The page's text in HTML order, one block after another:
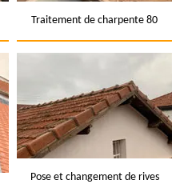
Traitement de charpente 80
Pose et changement de rives